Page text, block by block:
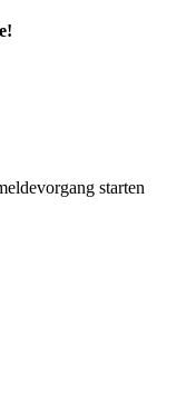
starten